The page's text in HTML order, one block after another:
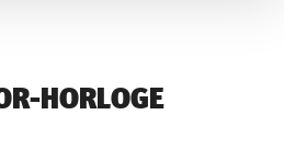
HORLOGE